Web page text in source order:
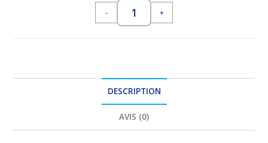
- +
DESCRIPTION
AVIS (0)